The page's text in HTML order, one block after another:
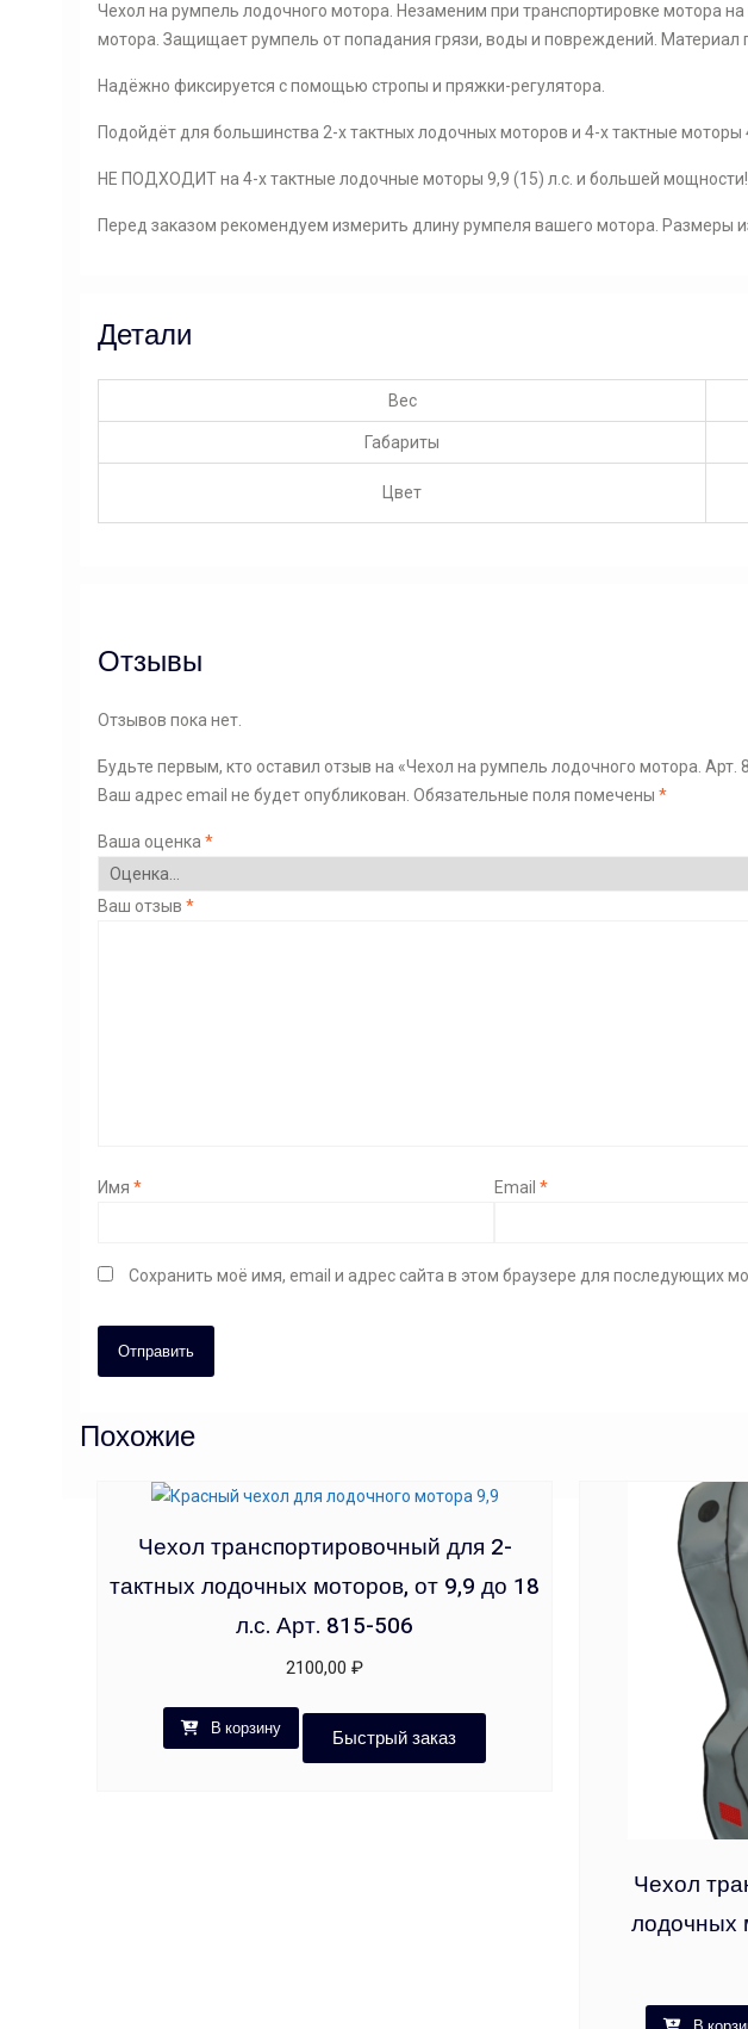
Чехол на румпель лодочного мотора. Незаменим при транспортировке мотора
мотора. Защищает румпель от попадания грязи, воды и повреждений. Материал
Надёжно фиксируется с помощью стропы и пряжки-регулятора.
Подойдёт для большинства 2-х тактных лодочных моторов и 4-х тактные моторы
НЕ ПОДХОДИТ на 4-х тактные лодочные моторы 9,9 (15) л.с. и большей мощности!
Перед заказом рекомендуем измерить длину румпеля вашего мотора. Размеры
Детали
Вес
Габариты
Цвет
Отзывы
Отзывов пока нет.
Будьте первым, кто оставил отзыв на «Чехол на румпель лодочного мотора. Арт.
Ваш адрес email не будет опубликован. Обязательные поля помечены *
Ваша оценка *
Ваш отзыв *
Имя * Email *
Сохранить моё имя, email и адрес сайта в этом браузере для последующих
Похожие
Чехол транспортировочный для 2-
тактных лодочных моторов, от 9,9 до 18
л.с. Арт. 815-506
2100,00₽
В корзину Быстрый заказ
Чехол
лодочных